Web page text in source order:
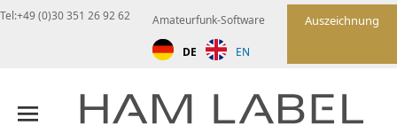
Auszeichnung
Amateurfunk-Software
DE EN
Tel:+49 (0)30 351 26 92 62